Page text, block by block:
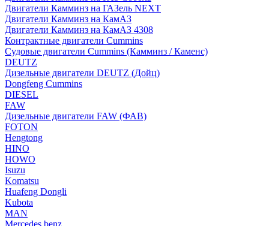
Двигатели Камминз на ГАЗель NEXT
Двигатели Камминз на КамАЗ
Двигатели Камминз на КамАЗ 4308
Контрактные двигатели Cummins
Судовые двигатели Cummins (Камминз / Каменс)
DEUTZ
Дизельные двигатели DEUTZ (Дойц)
Dongfeng Cummins
DIESEL
FAW
Дизельные двигатели FAW (ФАВ)
FOTON
Hengtong
HINO
HOWO
Isuzu
Komatsu
Huafeng Dongli
Kubota
MAN
Mercedes benz